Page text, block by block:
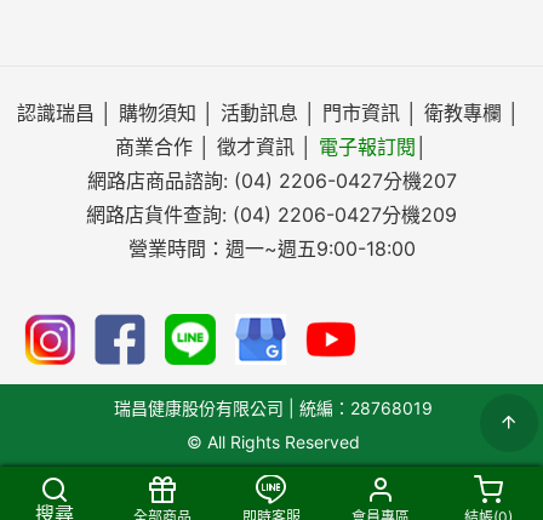
認識瑞昌 購物須知 活動訊息 門市資訊 衛教專欄
商業合作
徵才資訊 電子報訂閱
網路店商品諮詢: (04) 2206-0427分機207
網路店貨件查詢: (04) 2206-0427分機209
營業時間：週一~週五9:00-18:00
瑞昌健康股份有限公司 | 統編：28768019
© All Rights Reserved
搜尋